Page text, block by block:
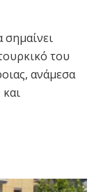
του
ανάμεσα